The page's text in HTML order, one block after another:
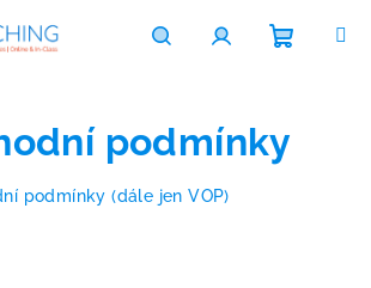
cart
podmínky
podmínky (dále jen VOP)